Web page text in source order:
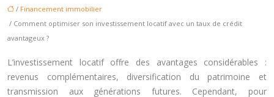
/ Financement immobilier
/ Comment optimiser son investissement locatif avec un taux de crédit
avantageux ?
L’investissement locatif offre des avantages considérables :
revenus complémentaires, diversification du patrimoine et
transmission aux générations futures. Cependant, pour